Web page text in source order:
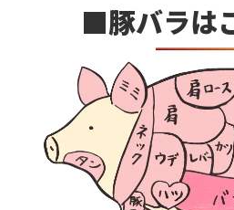
■豚バラは